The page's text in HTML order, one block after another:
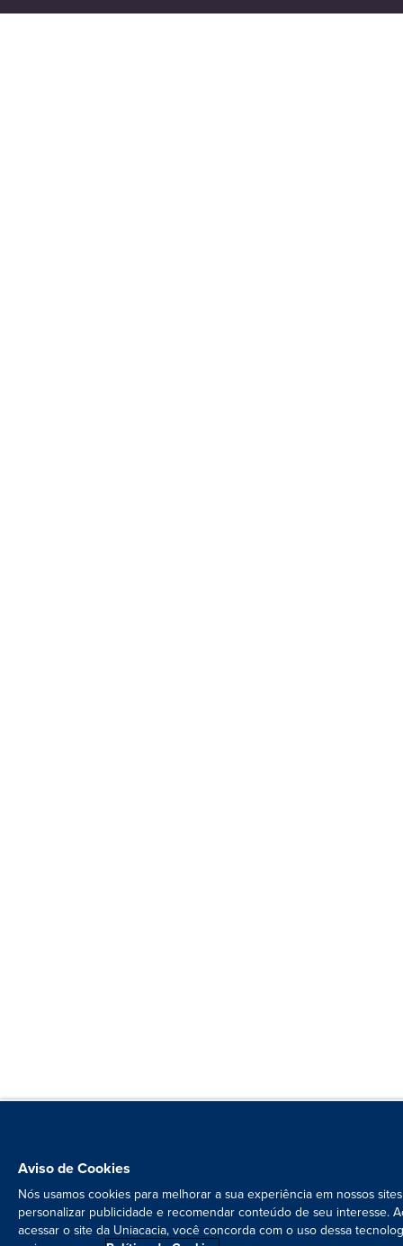
Aviso de Cookies
Nós usamos cookies para melhorar a sua experiência em nossos
personalizar publicidade e recomendar conteúdo de seu interesse.
acessar o site da Uniacacia, você concorda com o uso dessa